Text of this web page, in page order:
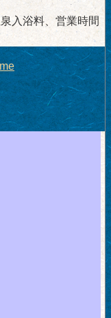
入浴料、営業時間